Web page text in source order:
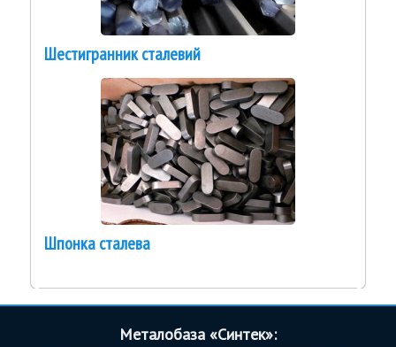
Шестигранник сталевий
Шпонка сталева
Металобаза «Синтек»: